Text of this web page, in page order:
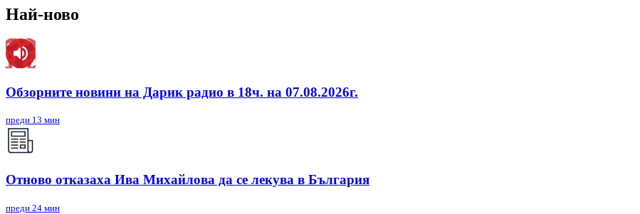
Най-ново
Обзорните новини на Дарик радио в 18ч. на 07.08.2026г.
преди 13 мин
Отново отказаха Ива Михайлова да се лекува в България
преди 24 мин